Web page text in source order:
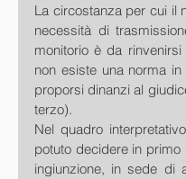
La circostanza per cui il
necessità di
monitorio è da rinvenirsi
non esiste una norma
proporsi dinanzi al
terzo).
Nel quadro
potuto decidere in
ingiunzione, in sede di